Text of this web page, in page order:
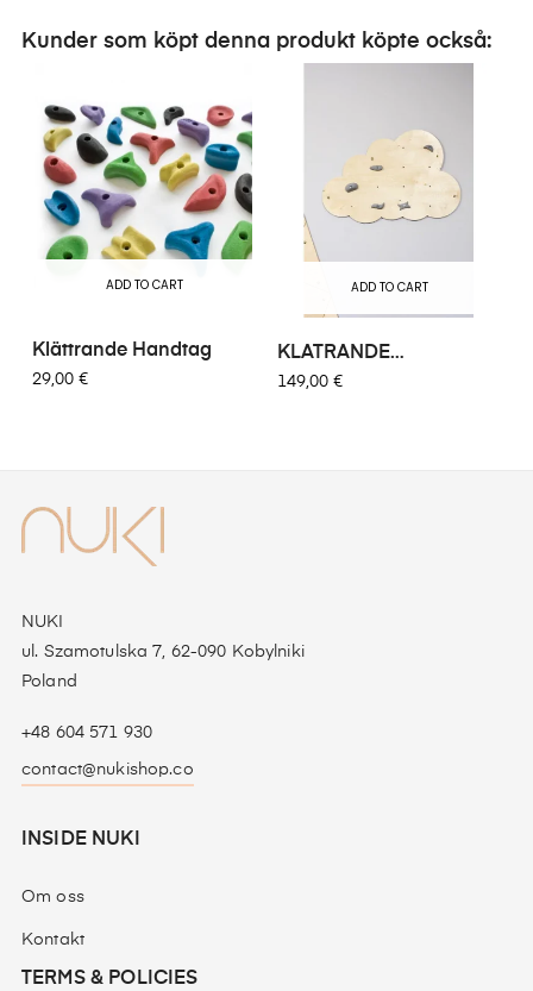
Kunder som köpt denna produkt köpte också:
ADD TO CART
Klättrande Handtag
29,00 €
ADD TO CART
KLATRANDE
VÄGGMOLN
149,00 €
NUKI
ul. Szamotulska 7, 62-090 Kobylniki
Poland
+48 604 571 930
contact@nukishop.co
INSIDE NUKI
Om oss
Kontakt
TERMS & POLICIES